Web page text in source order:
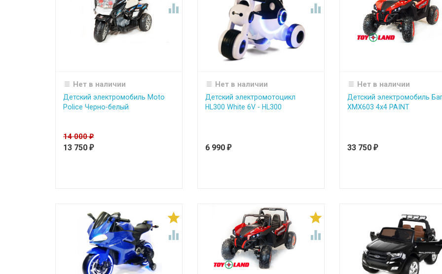

Нет в наличии
Детский электромобиль Moto
Police Черно-белый
14 000₽
13 750₽

Нет в наличии
Детский электромотоцикл
HL300 White 6V - HL300
6 990₽
Нет в наличии
Детский электромобиль
ХМХ603 4х4 PAINT
33 750₽



